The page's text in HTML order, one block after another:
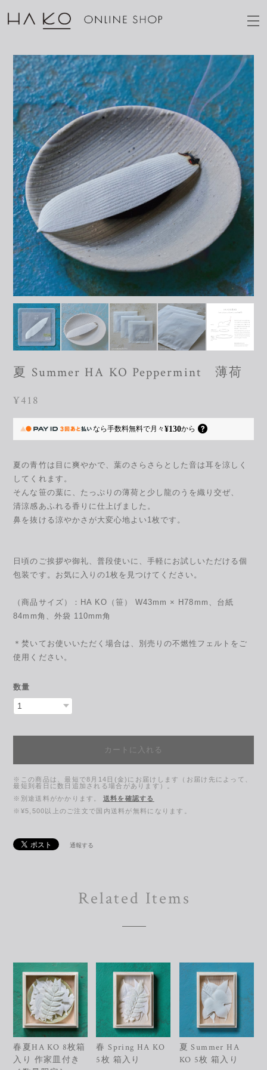
夏 Summer HA KO Peppermint 薄荷
¥418
なら手数料無料で月々¥130から
夏の青竹は目に爽やかで、葉のさらさらとした音は耳を涼しく
してくれます。
そんな笹の葉に、たっぷりの薄荷と少し龍のうを織り交ぜ、
清涼感あふれる香りに仕上げました。
鼻を抜ける涼やかさが大変心地よい1枚です。
日頃のご挨拶や御礼、普段使いに、手軽にお試しいただける個
包装です。お気に入りの1枚を見つけてください。
（商品サイズ）：HA KO（笹） W43mm × H78mm、台紙
84mm角、外袋 110mm角
＊焚いてお使いいただく場合は、別売りの不燃性フェルトをご
使用ください。
数量
カートに入れる
※この商品は、最短で8月14日(金)にお届けします（お届け先によって、
最短到着日に数日追加される場合があります）。
※別途送料がかかります。
送料を確認する
※¥5,500以上のご注文で国内送料が無料になります。
通報する
Related Items
春夏HA KO 8枚箱
入り 作家皿付き
春 Spring HA KO
5枚 箱入り
夏 Summer HA
KO 5枚 箱入り